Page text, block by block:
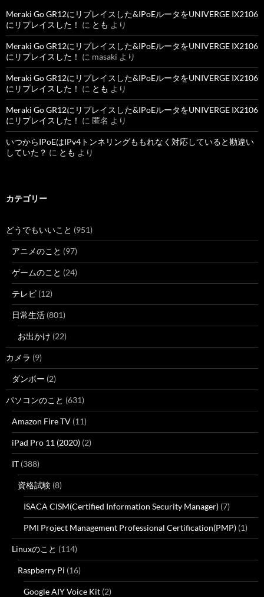
Meraki Go GR12にリプレイスした&IPoEルータをUNIVERGE IX2106
にリプレイスした！ に とも より
Meraki Go GR12にリプレイスした&IPoEルータをUNIVERGE IX2106
にリプレイスした！ に masaki より
Meraki Go GR12にリプレイスした&IPoEルータをUNIVERGE IX2106
にリプレイスした！ に とも より
Meraki Go GR12にリプレイスした&IPoEルータをUNIVERGE IX2106
にリプレイスした！ に 匿名 より
いつからIPoEはIPv4トンネリングももれなく対応していると勘違い
していた？ に とも より
カテゴリー
どうでもいいこと (951)
アニメのこと (97)
ゲームのこと (24)
テレビ (12)
日常生活 (801)
お出かけ (22)
カメラ (9)
ダンボー (2)
パソコンのこと (631)
Amazon Fire TV (11)
iPad Pro 11 (2020) (2)
IT (388)
資格試験 (8)
ISACA CISM(Certified Information Security Manager) (7)
PMI Project Management Professional Certification(PMP) (1)
Linuxのこと (114)
Raspberry Pi (16)
Google AIY Voice Kit (2)